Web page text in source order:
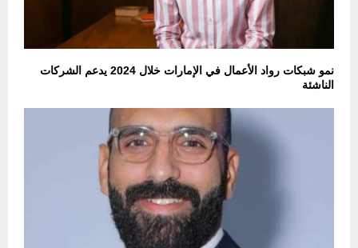
نمو شبكات رواد الأعمال في الإمارات خلال 2024 يدعم الشركات
الناشئة